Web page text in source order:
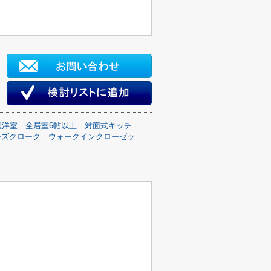
洋室 全居室6帖以上
対面式キッチ
クローク
ウォークインクローゼッ